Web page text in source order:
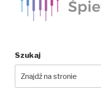
Szukaj